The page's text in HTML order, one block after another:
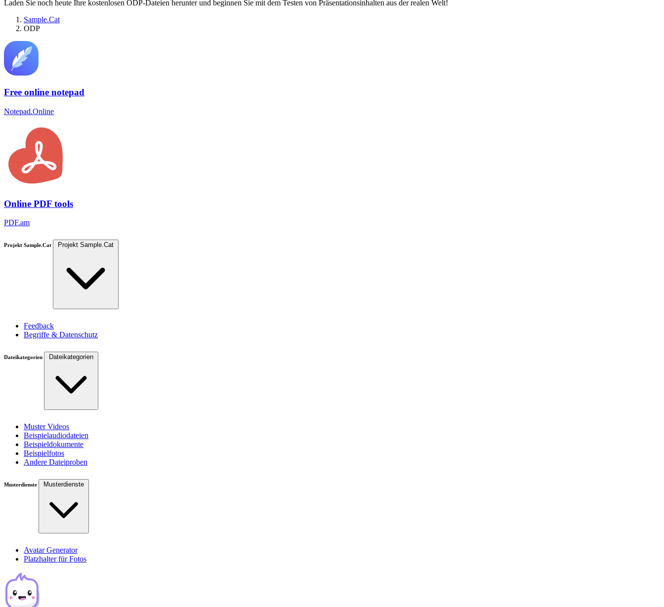
Laden Sie noch heute Ihre kostenlosen ODP-Dateien herunter und beginnen Sie mit dem Testen von Präsentationsinhalten aus der realen Welt!
Sample.Cat
ODP
Free online notepad
Notepad.Online
Online PDF tools
PDF.am
Projekt Sample.Cat Projekt Sample.Cat
Feedback
Begriffe & Datenschutz
Dateikategorien Dateikategorien
Muster Videos
Beispielaudiodateien
Beispieldokumente
Beispielfotos
Andere Dateiproben
Musterdienste Musterdienste
Avatar Generator
Platzhalter für Fotos